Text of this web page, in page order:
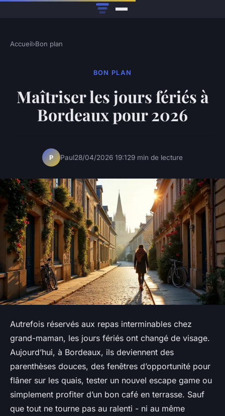
Accueil›Bon plan
BON PLAN
Maîtriser les jours fériés à
Bordeaux pour 2026
P Paul28/04/2026 19:129 min de lecture
Autrefois réservés aux repas interminables chez
grand-maman, les jours fériés ont changé de visage.
Aujourd’hui, à Bordeaux, ils deviennent des
parenthèses douces, des fenêtres d’opportunité pour
flâner sur les quais, tester un nouvel escape game ou
simplement profiter d’un bon café en terrasse. Sauf
que tout ne tourne pas au ralenti - ni au même